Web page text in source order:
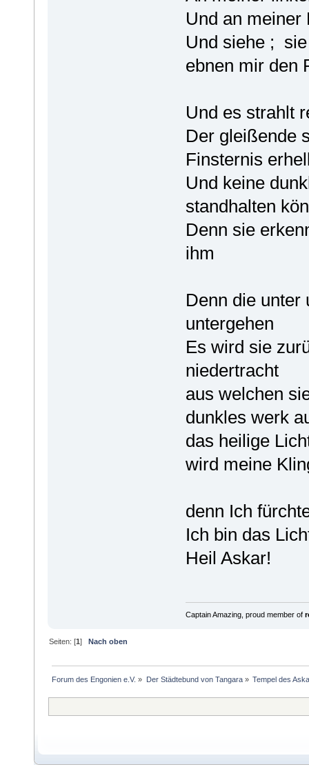
Und an meiner
Und siehe ;
ebnen mir den
Und es strahlt
Der gleißende
Finsternis
Und keine
standhalten
Denn sie
ihm
Denn die unter
untergehen
Es wird sie
niedertracht
aus welchen
dunkles werk
das heilige
wird meine
denn Ich
Ich bin das
Heil Askar!
Captain Amazing, proud member of
Seiten: [1] Nach oben
Forum des Engonien e.V. » Der Städtebund von Tangara» Tempel des